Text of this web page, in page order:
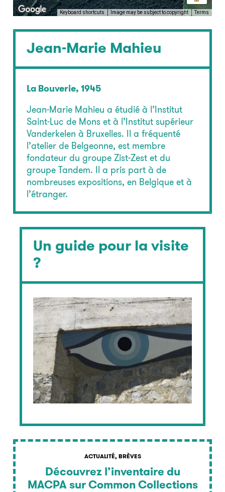
Un guide pour la visite
?
ACTUALITÉ, BRÈVES
Découvrez l’inventaire du
MACPA sur Common Collections
Keyboard shortcuts Image may be subject to copyright Terms
Jean-Marie Mahieu
La Bouverie, 1945
Jean-Marie Mahieu a étudié à l’Institut
Saint-Luc de Mons et à l’Institut supérieur
Vanderkelen à Bruxelles. Il a fréquenté
l’atelier de Belgeonne, est membre
fondateur du groupe Zist-Zest et du
groupe Tandem. Il a pris part à de
nombreuses expositions, en Belgique et à
l’étranger.